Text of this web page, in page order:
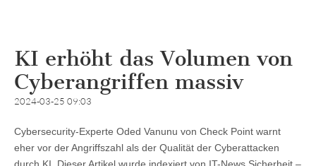
KI erhöht das Volumen von
Cyberangriffen massiv
2024-03-25 09:03
Cybersecurity-Experte Oded Vanunu von Check Point warnt
eher vor der Angriffszahl als der Qualität der Cyberattacken